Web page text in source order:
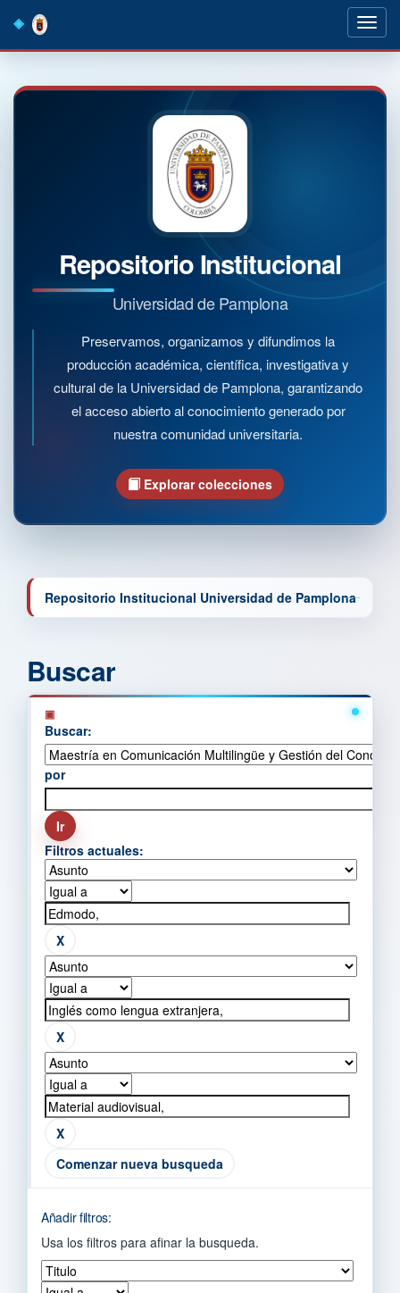
navigation
Repositorio Institucional
Universidad de Pamplona
Preservamos, organizamos y difundimos la
producción académica, científica, investigativa y
cultural de la Universidad de Pamplona, garantizando
el acceso abierto al conocimiento generado por
nuestra comunidad universitaria.
Explorar colecciones
Repositorio Institucional Universidad de Pamplona
Buscar
Buscar:
por
Filtros actuales:
Comenzar nueva busqueda
Añadir filtros:
Usa los filtros para afinar la busqueda.